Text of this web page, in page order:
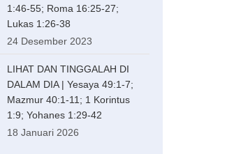
1:46-55; Roma 16:25-27;
Lukas 1:26-38
24 Desember 2023
LIHAT DAN TINGGALAH DI
DALAM DIA | Yesaya 49:1-7;
Mazmur 40:1-11; 1 Korintus
1:9; Yohanes 1:29-42
18 Januari 2026